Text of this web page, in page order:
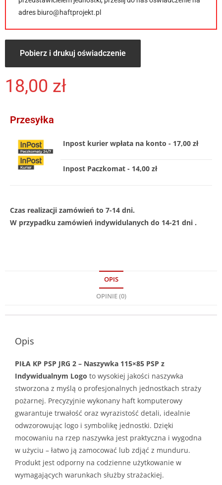
adres biuro@haftprojekt.pl
Pobierz i drukuj oświadczenie
18,00 zł
Przesyłka
Inpost kurier wpłata na konto - 17,00 zł
Inpost Paczkomat - 14,00 zł
Czas realizacji zamówień to 7-14 dni.
W przypadku zamówień indywidulanych do 14-21 dni .
OPIS
OPINIE (0)
Opis
PIŁA KP PSP JRG 2 – Naszywka 115×85 PSP z
Indywidualnym Logo to wysokiej jakości naszywka
stworzona z myślą o profesjonalnych jednostkach straży
pożarnej. Precyzyjnie wykonany haft komputerowy
gwarantuje trwałość oraz wyrazistość detali, idealnie
odwzorowując logo i symbolikę jednostki. Dzięki
mocowaniu na rzep naszywka jest praktyczna i wygodna
w użyciu – łatwo ją zamocować lub zdjąć z munduru.
Produkt jest odporny na codzienne użytkowanie w
wymagających warunkach służby strażackiej.